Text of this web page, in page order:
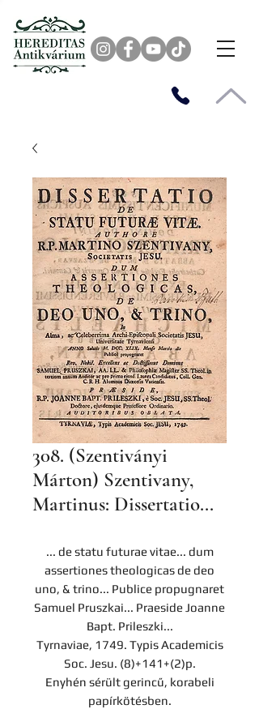
308. (Szentiványi
Márton) Szentivany,
Martinus: Dissertatio...
... de statu futurae vitae... dum
assertiones theologicas de deo
uno, & trino... Publice propugnaret
Samuel Pruszkai... Praeside Joanne
Bapt. Prileszki...
Tyrnaviae, 1749. Typis Academicis
Soc. Jesu. (8)+141+(2)p.
Enyhén sérült gerincű, korabeli
papírkötésben.